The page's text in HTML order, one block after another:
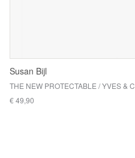
Susan Bijl
€ 49,90